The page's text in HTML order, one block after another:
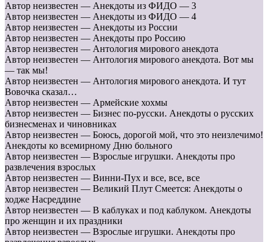
Автор неизвестен — Анекдоты из ФИДО — 3
Автор неизвестен — Анекдоты из ФИДО — 4
Автор неизвестен — Анекдоты из России
Автор неизвестен — Анекдоты про Россию
Автор неизвестен — Антология мирового анекдота
Автор неизвестен — Антология мирового анекдота. Вот мы
— так мы!
Автор неизвестен — Антология мирового анекдота. И тут
Вовочка сказал…
Автор неизвестен — Армейские хохмы
Автор неизвестен — Бизнес по-русски. Анекдоты о русских
бизнесменах и чиновниках
Автор неизвестен — Боюсь, дорогой мой, что это неизлечимо!
Анекдоты ко всемирному Дню больного
Автор неизвестен — Взрослые игрушки. Анекдоты про
развлечения взрослых
Автор неизвестен — Винни-Пух и все, все, все
Автор неизвестен — Великий Плут Смеется: Анекдоты о
ходже Насреддине
Автор неизвестен — В каблуках и под каблуком. Анекдоты
про женщин и их праздники
Автор неизвестен — Взрослые игрушки. Анекдоты про